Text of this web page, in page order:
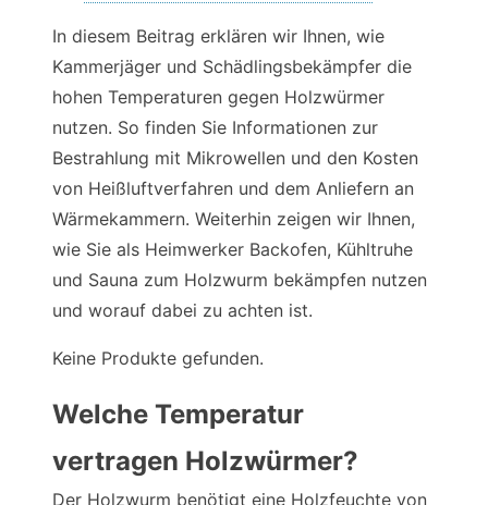
In diesem Beitrag erklären wir Ihnen, wie
Kammerjäger und Schädlingsbekämpfer die
hohen Temperaturen gegen Holzwürmer
nutzen. So finden Sie Informationen zur
Bestrahlung mit Mikrowellen und den Kosten
von Heißluftverfahren und dem Anliefern an
Wärmekammern. Weiterhin zeigen wir Ihnen,
wie Sie als Heimwerker Backofen, Kühltruhe
und Sauna zum Holzwurm bekämpfen nutzen
und worauf dabei zu achten ist.
Keine Produkte gefunden.
Welche Temperatur
vertragen Holzwürmer?
Der Holzwurm benötigt eine Holzfeuchte von